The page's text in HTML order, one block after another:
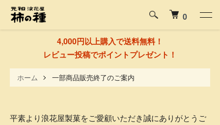
4,000円以上購入で送料無料！
レビュー投稿でポイントプレゼント！
0
ホーム 一部商品販売終了のご案内
平素より浪花屋製菓をご愛顧いただき誠にありがとうご